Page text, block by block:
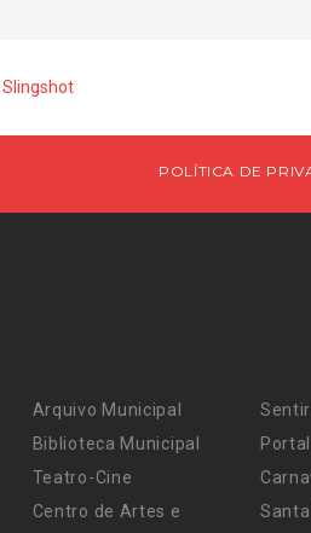
Slingshot
POLÍTICA DE
Arquivo Municipal
Biblioteca Municipal
Teatro-Cine
Centro de Artes e